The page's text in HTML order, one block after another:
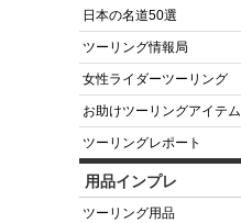
日本の名道50選
ツーリング情報局
女性ライダーツーリング
お助けツーリングアイテム
ツーリングレポート
用品インプレ
ツーリング用品